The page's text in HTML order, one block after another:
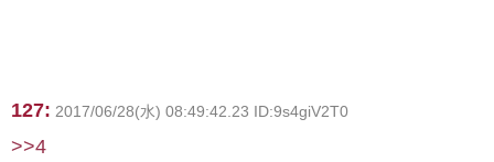
127: 2017/06/28(水) 08:49:42.23 ID:9s4giV2T0
>>4